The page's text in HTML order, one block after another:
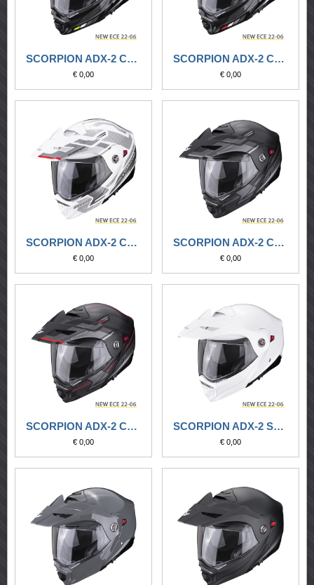
SCORPION ADX-2 CAMINO NERO-ARGENTO-GIALLO FLUO
€ 0,00
SCORPION ADX-2 CAMINO NERO-ARGENTO-ROSSO
€ 0,00
SCORPION ADX-2 CARRERA BIANCO PERLA-ARGENTO
€ 0,00
SCORPION ADX-2 CARRERA NERO OPACO-ARGENTO
€ 0,00
SCORPION ADX-2 CARRERA NERO OPACO-ROSSO
€ 0,00
SCORPION ADX-2 SOLID BIANCO
€ 0,00